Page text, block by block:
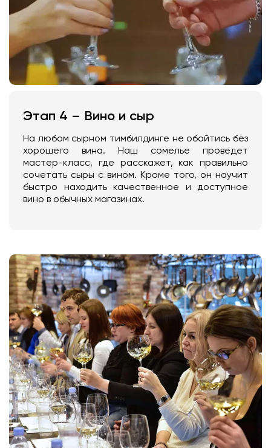
Этап 4 – Вино и сыр
На любом сырном тимбилдинге не обойтись без
хорошего вина. Наш сомелье проведет
мастер-класс, где расскажет, как правильно
сочетать сыры с вином. Кроме того, он научит
быстро находить качественное и доступное
вино в обычных магазинах.